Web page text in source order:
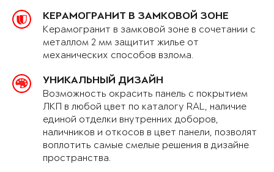
КЕРАМОГРАНИТ В ЗАМКОВОЙ ЗОНЕ
Керамогранит в замковой зоне в сочетании с
металлом 2 мм защитит жилье от
механических способов взлома.
УНИКАЛЬНЫЙ ДИЗАЙН
Возможность окрасить панель с покрытием
ЛКП в любой цвет по каталогу RAL, наличие
единой отделки внутренних доборов,
наличников и откосов в цвет панели, позволят
воплотить самые смелые решения в дизайне
пространства.